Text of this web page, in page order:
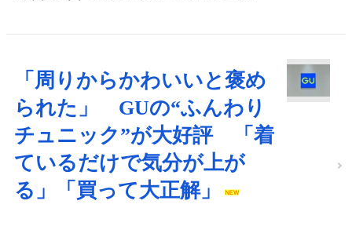
「周りからかわいいと褒め
られた」 GUの“ふんわり
チュニック”が大好評 「着
ているだけで気分が上が
る」「買って大正解」